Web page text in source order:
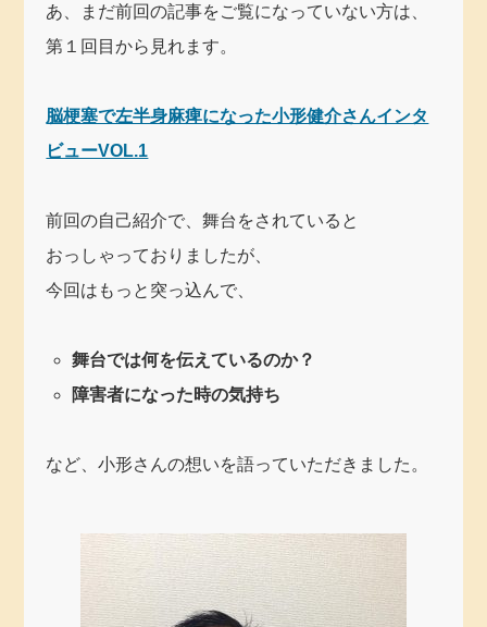
あ、まだ前回の記事をご覧になっていない方は、
第１回目から見れます。
脳梗塞で左半身麻痺になった小形健介さんインタ
ビューVOL.1
前回の自己紹介で、舞台をされていると
おっしゃっておりましたが、
今回はもっと突っ込んで、
舞台では何を伝えているのか？
障害者になった時の気持ち
など、小形さんの想いを語っていただきました。